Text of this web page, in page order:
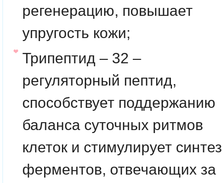
регенерацию, повышает
упругость кожи;
Трипептид – 32 –
регуляторный пептид,
способствует поддержанию
баланса суточных ритмов
клеток и стимулирует синтез
ферментов, отвечающих за